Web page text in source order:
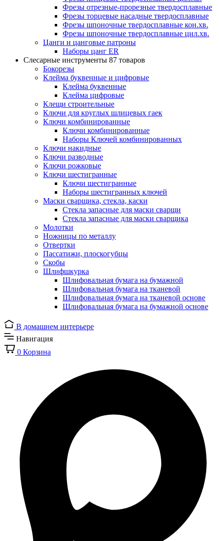
Фрезы отрезные-прорезные твердосплавные
Фрезы торцевые насадные твердосплавные
Фрезы шпоночные твердосплавные кон.хв.
Фрезы шпоночные твердосплавные цил.хв.
Цанги и цанговые патроны
Наборы цанг ER
Слесарные инструменты 87 товаров
Бокорезы
Клейма буквенные и цифровые
Клейма буквенные
Клейма цифровые
Клещи строительные
Ключи для круглых шлицевых гаек
Ключи комбинированные
Ключи комбинированные
Наборы Ключей комбинированных
Ключи накидные
Ключи разводные
Ключи рожковые
Ключи шестигранные
Ключи шестигранные
Наборы шестигранных ключей
Маски сварщика, стекла, каски
Стекла запасные для маски сварщи
Стекла запасные для маски сварщика
Молотки
Ножницы по металлу
Отвертки
Пассатижи, плоскогубцы
Скобы
Шлифшкурка
Шлифовальная бумага на бумажной
Шлифовальная бумага на тканевой
Шлифовальная бумага на тканевой основе
Шлифовальная бумага на бумажной основе
В домашнем интерьере
Навигация
0 Корзина